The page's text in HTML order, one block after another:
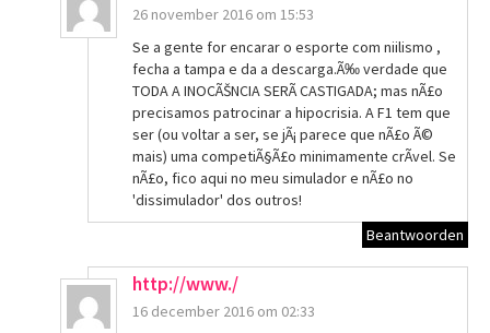
26 november 2016 om 15:53
Se a gente for encarar o esporte com niilismo ,
fecha a tampa e da a descarga.Ã‰ verdade que
TODA A INOCÃŠNCIA SERÃ CASTIGADA; mas nÃ£o
precisamos patrocinar a hipocrisia. A F1 tem que
ser (ou voltar a ser, se jÃ¡ parece que nÃ£o Ã©
mais) uma competiÃ§Ã£o minimamente crÃ­vel. Se
nÃ£o, fico aqui no meu simulador e nÃ£o no
'dissimulador' dos outros!
Beantwoorden
http://www./
16 december 2016 om 02:33